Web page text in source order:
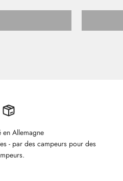
en Allemagne
- par des campeurs pour des